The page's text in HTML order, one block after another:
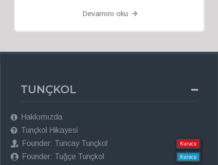
Devamını oku
TUNÇKOL
Hakkımızda
Tunçkol Hikayesi
Founder: Tuncay Tunçkol
Kurucu
Founder: Tuğçe Tunçkol Kurucu